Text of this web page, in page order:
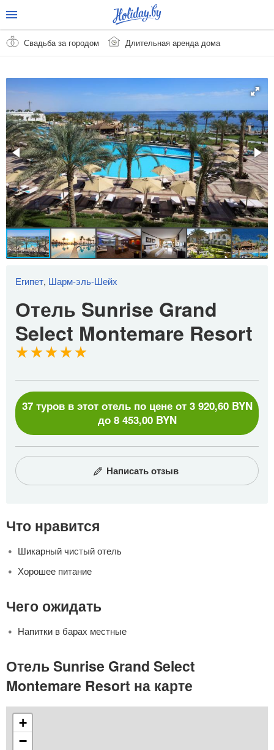
Свадьба за городом Длительная аренда дома
Египет, Шарм-эль-Шейх
Отель Sunrise Grand
Select Montemare Resort
37 туров в этот отель по цене от 3 920,60 BYN
до 8 453,00 BYN
Написать отзыв
Что нравится
Шикарный чистый отель
Хорошее питание
Чего ожидать
Напитки в барах местные
Отель Sunrise Grand Select
Montemare Resort на карте
+
−